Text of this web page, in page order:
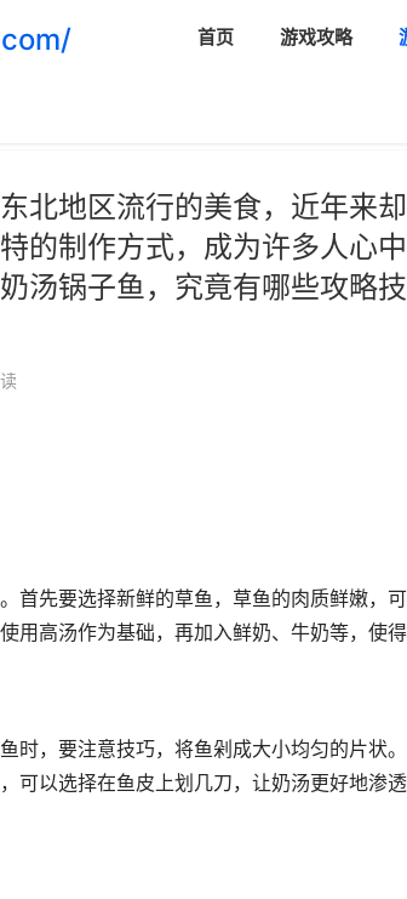
首页 游戏攻略
北地区流行的美食，近年来却
的制作方式，成为许多人心
汤锅子鱼，究竟有哪些攻略
首先要选择新鲜的草鱼，草鱼的肉质鲜嫩，
用高汤作为基础，再加入鲜奶、牛奶等，使得
时，要注意技巧，将鱼剁成大小均匀的片状
可以选择在鱼皮上划几刀，让奶汤更好地渗